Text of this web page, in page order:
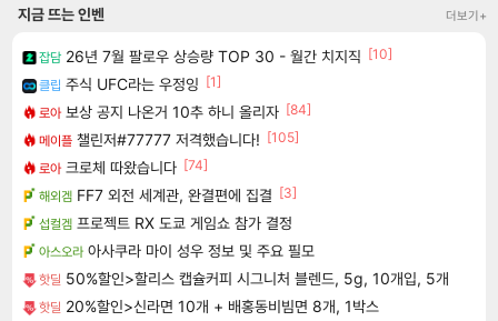
지금 뜨는 인벤 더보기+
잡담 26년 7월 팔로우 상승량 TOP 30 - 월간 치지직 [10]
클립 주식 UFC라는 우정잉 [1]
로아 보상 공지 나온거 10추 하니 올리자 [84]
메이플 챌린저#77777 저격했습니다! [105]
로아 크로체 따왔습니다 [74]
해외겜 FF7 외전 세계관, 완결편에 집결 [3]
섭컬겜 프로젝트 RX 도쿄 게임쇼 참가 결정
아스오라 아사쿠라 마이 성우 정보 및 주요 필모
핫딜 50%할인>할리스 캡슐커피 시그니처 블렌드, 5g, 10개입, 5개
핫딜 20%할인>신라면 10개 + 배홍동비빔면 8개, 1박스